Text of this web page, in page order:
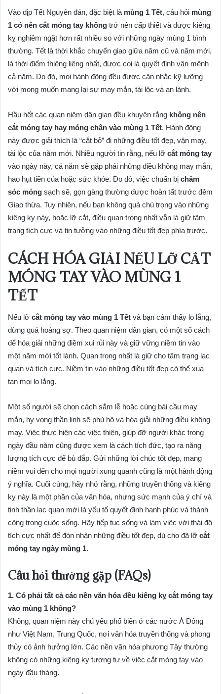
Vào dịp Tết Nguyên đán, đặc biệt là mùng 1 Tết, câu hỏi mùng
1 có nên cắt móng tay không trở nên cấp thiết và được kiêng
kỵ nghiêm ngặt hơn rất nhiều so với những ngày mùng 1 bình
thường. Tết là thời khắc chuyển giao giữa năm cũ và năm mới,
là thời điểm thiêng liêng nhất, được coi là quyết định vận mệnh
cả năm. Do đó, mọi hành động đều được cân nhắc kỹ lưỡng
với mong muốn mang lại sự may mắn, tài lộc và an lành.
Hầu hết các quan niệm dân gian đều khuyên rằng không nên
cắt móng tay hay móng chân vào mùng 1 Tết. Hành động
này được giải thích là “cắt bỏ” đi những điều tốt đẹp, vận may,
tài lộc của năm mới. Nhiều người tin rằng, nếu lỡ cắt móng tay
vào ngày này, cả năm sẽ gặp phải những điều không may mắn,
hao hụt tiền của hoặc sức khỏe. Do đó, việc chuẩn bị chăm
sóc móng sạch sẽ, gọn gàng thường được hoàn tất trước đêm
Giao thừa. Tuy nhiên, nếu bạn không quá chú trọng vào những
kiêng kỵ này, hoặc lỡ cắt, điều quan trọng nhất vẫn là giữ tâm
trạng tích cực và tin tưởng vào những điều tốt đẹp phía trước.
CÁCH HÓA GIẢI NẾU LỠ CẮT
MÓNG TAY VÀO MÙNG 1
TẾT
Nếu lỡ cắt móng tay vào mùng 1 Tết và bạn cảm thấy lo lắng,
đừng quá hoảng sợ. Theo quan niệm dân gian, có một số cách
để hóa giải những điềm xui rủi này và giữ vững niềm tin vào
một năm mới tốt lành. Quan trọng nhất là giữ cho tâm trạng lạc
quan và tích cực. Niềm tin vào những điều tốt đẹp có thể xua
tan mọi lo lắng.
Một số người sẽ chọn cách sắm lễ hoặc cúng bái cầu may
mắn, hy vọng thần linh sẽ phù hộ và hóa giải những điều không
may. Việc thực hiện các việc thiện, giúp đỡ người khác trong
ngày đầu năm cũng được xem là cách tích đức, tạo ra năng
lượng tích cực để bù đắp. Gửi những lời chúc tốt đẹp, mang
niềm vui đến cho mọi người xung quanh cũng là một hành động
ý nghĩa. Cuối cùng, hãy nhớ rằng, những truyền thống và kiêng
kỵ này là một phần của văn hóa, nhưng sức mạnh của ý chí và
tinh thần lạc quan mới là yếu tố quyết định hạnh phúc và thành
công trong cuộc sống. Hãy tiếp tục sống và làm việc với thái độ
tích cực nhất để đón nhận những điều tốt đẹp, dù cho đã lỡ cắt
móng tay ngày mùng 1.
Câu hỏi thường gặp (FAQs)
1. Có phải tất cả các nền văn hóa đều kiêng kỵ cắt móng tay
vào mùng 1 không?
Không, quan niệm này chủ yếu phổ biến ở các nước Á Đông
như Việt Nam, Trung Quốc, nơi văn hóa truyền thống và phong
thủy có ảnh hưởng lớn. Các nền văn hóa phương Tây thường
không có những kiêng kỵ tương tự về việc cắt móng tay vào
ngày đầu tháng.